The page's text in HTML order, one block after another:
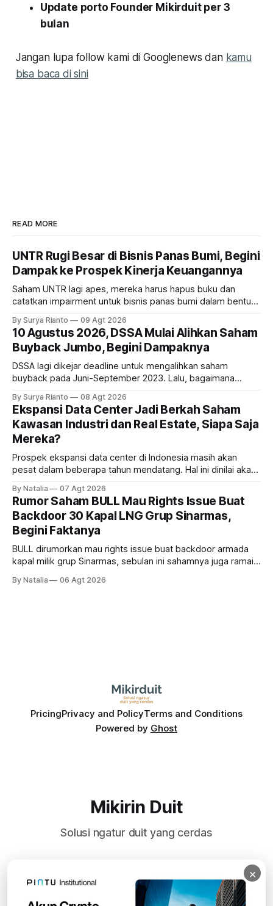
Update porto Founder Mikirduit per 3
bulan
Jangan lupa follow kami di Googlenews dan kamu
bisa baca di sini
READ MORE
UNTR Rugi Besar di Bisnis Panas Bumi, Begini
Dampak ke Prospek Kinerja Keuangannya
Saham UNTR lagi apes, mereka harus hapus buku dan
catatkan impairment untuk bisnis panas bumi dalam bentuk
bisnis UNTR?
By Surya Rianto 09 Agt 2026
10 Agustus 2026, DSSA Mulai Alihkan Saham
Buyback Jumbo, Begini Dampaknya
DSSA lagi dikejar deadline untuk mengalihkan saham
buyback pada Juni-September 2023. Lalu, bagaimana
By Surya Rianto 08 Agt 2026
Ekspansi Data Center Jadi Berkah Saham
Kawasan Industri dan Real Estate, Siapa Saja
Mereka?
Prospek ekspansi data center di Indonesia masih akan
pesat dalam beberapa tahun mendatang. Hal ini dinilai akan
estate, ada siapa saja mereka?
By Natalia 07 Agt 2026
Rumor Saham BULL Mau Rights Issue Buat
Backdoor 30 Kapal LNG Grup Sinarmas,
Begini Faktanya
BULL dirumorkan mau rights issue buat backdoor armada
kapal milik grup Sinarmas, sebulan ini sahamnya juga ramai
masih menarik dilirik?
By Natalia 06 Agt 2026
PricingPrivacy and PolicyTerms and Conditions
Powered by Ghost
Mikirin Duit
Solusi ngatur duit yang cerdas
Subscribe
×